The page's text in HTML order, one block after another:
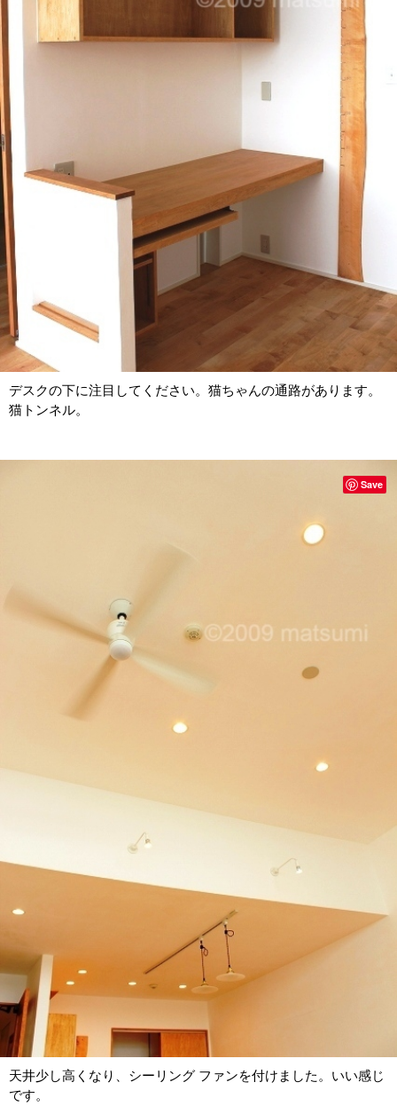
デスクの下に注目してください。猫ちゃんの通路があります。
猫トンネル。
天井少し高くなり、シーリング ファンを付けました。いい感じ
です。
Save